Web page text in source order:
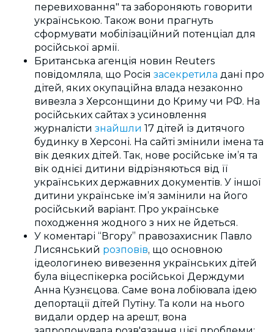
перевиховання" та забороняють говорити
українською. Також вони прагнуть
сформувати мобілізаційний потенціал для
російської армії.
Британська агенція новин Reuters
повідомляла, що Росія засекретила дані про
дітей, яких окупаційна влада незаконно
вивезла з Херсонщини до Криму чи РФ. На
російських сайтах з усиновлення
журналісти знайшли 17 дітей із дитячого
будинку в Херсоні. На сайті змінили імена та
вік деяких дітей. Так, нове російське імʼя та
вік однієї дитини відрізняються від її
українських державних документів. У іншої
дитини українське імʼя замінили на його
російський варіант. Про українське
походження жодного з них не йдеться.
У коментарі “Вгору” правозахисник Павло
Лисянський розповів, що основною
ідеологинею вивезення українських дітей
була віцеспікерка російської Держдуми
Анна Кузнєцова. Саме вона лобіювала ідею
депортації дітей Путіну. Та коли на нього
видали ордер на арешт, вона